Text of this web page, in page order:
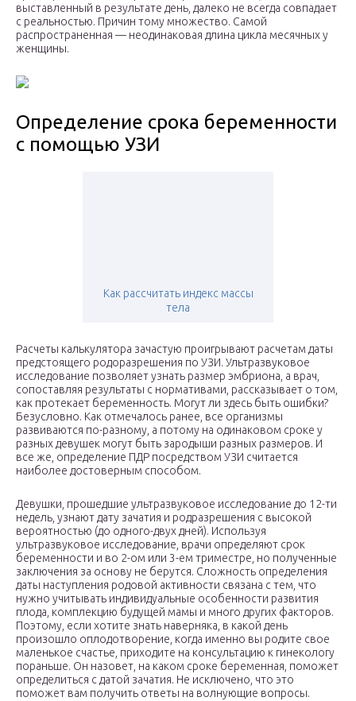
выставленный в результате день, далеко не всегда совпадает
с реальностью. Причин тому множество. Самой
распространенная — неодинаковая длина цикла месячных у
женщины.
Определение срока беременности
с помощью УЗИ
Как рассчитать индекс массы
тела
Расчеты калькулятора зачастую проигрывают расчетам даты
предстоящего родоразрешения по УЗИ. Ультразвуковое
исследование позволяет узнать размер эмбриона, а врач,
сопоставляя результаты с нормативами, рассказывает о том,
как протекает беременность. Могут ли здесь быть ошибки?
Безусловно. Как отмечалось ранее, все организмы
развиваются по-разному, а потому на одинаковом сроке у
разных девушек могут быть зародыши разных размеров. И
все же, определение ПДР посредством УЗИ считается
наиболее достоверным способом.
Девушки, прошедшие ультразвуковое исследование до 12-ти
недель, узнают дату зачатия и родразрешения с высокой
вероятностью (до одного-двух дней). Используя
ультразвуковое исследование, врачи определяют срок
беременности и во 2-ом или 3-ем триместре, но полученные
заключения за основу не берутся. Сложность определения
даты наступления родовой активности связана с тем, что
нужно учитывать индивидуальные особенности развития
плода, комплекцию будущей мамы и много других факторов.
Поэтому, если хотите знать наверняка, в какой день
произошло оплодотворение, когда именно вы родите свое
маленькое счастье, приходите на консультацию к гинекологу
пораньше. Он назовет, на каком сроке беременная, поможет
определиться с датой зачатия. Не исключено, что это
поможет вам получить ответы на волнующие вопросы.